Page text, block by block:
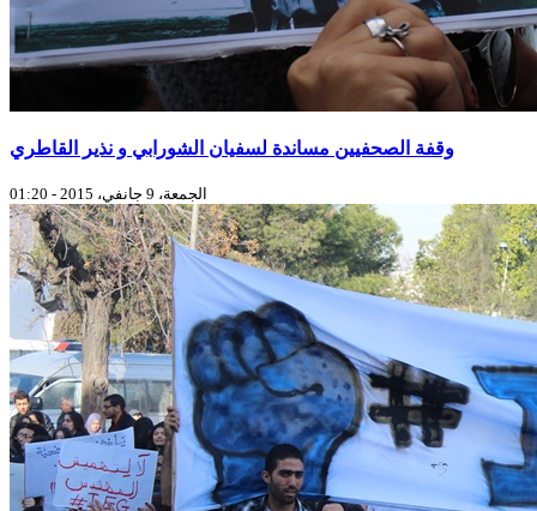
وقفة الصحفيين مساندة لسفيان الشورابي و نذير القاطري
الجمعة، 9 جانفي، 2015 - 01:20